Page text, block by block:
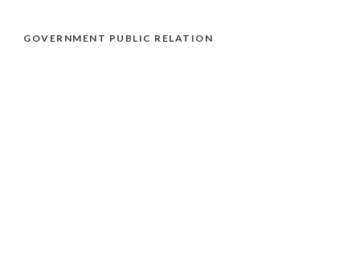
GOVERNMENT PUBLIC RELATION